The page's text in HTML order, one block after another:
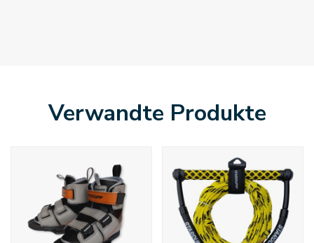
Verwandte Produkte